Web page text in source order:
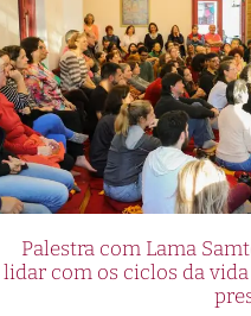
Palestra com Lama
lidar com os ciclos da